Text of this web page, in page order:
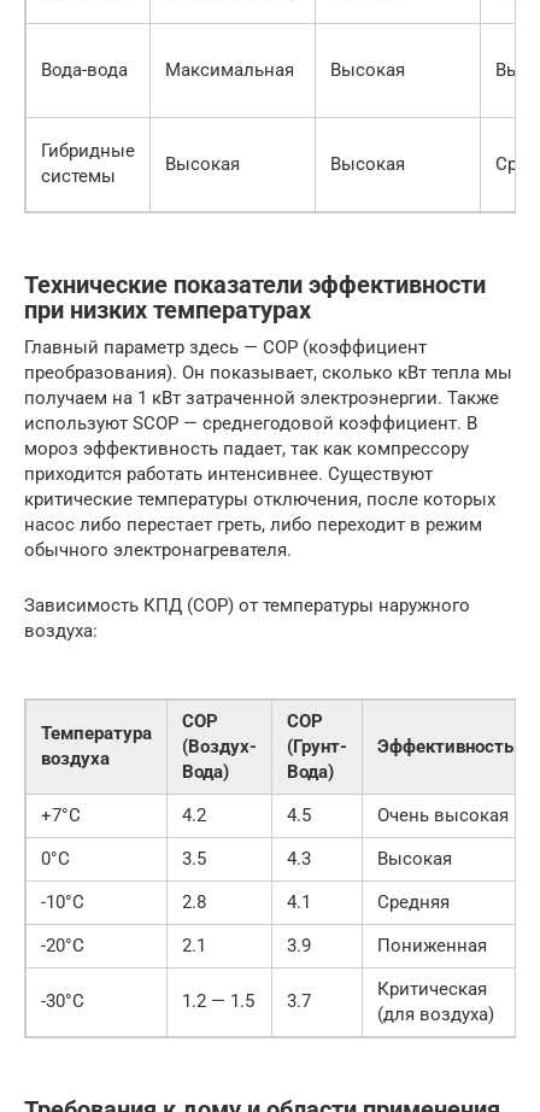
Вода-вода Максимальная Высокая
Гибридные
системы
Высокая Высокая
Технические показатели эффективности
при низких температурах
Главный параметр здесь — COP (коэффициент
преобразования). Он показывает, сколько кВт тепла мы
получаем на 1 кВт затраченной электроэнергии. Также
используют SCOP — среднегодовой коэффициент. В
мороз эффективность падает, так как компрессору
приходится работать интенсивнее. Существуют
критические температуры отключения, после которых
насос либо перестает греть, либо переходит в режим
обычного электронагревателя.
Зависимость КПД (COP) от температуры наружного
воздуха:
Температура
воздуха
COP
(Воздух-
Вода)
COP
(Грунт-
Вода)
Эффективность
+7°C 4.2 4.5
Очень высокая
0°C
3.5 4.3
Высокая
-10°C
2.8 4.1
Средняя
-20°C
2.1 3.9 Пониженная
-30°C 1.2 — 1.5 3.7
Критическая
(для воздуха)